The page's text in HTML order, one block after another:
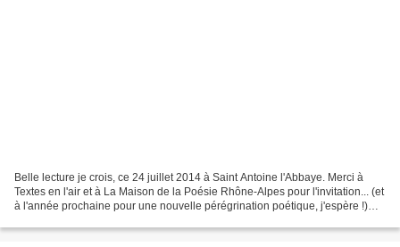
Belle lecture je crois, ce 24 juillet 2014 à Saint Antoine l'Abbaye. Merci à
Textes en l'air et à La Maison de la Poésie Rhône-Alpes pour l'invitation... (et
à l'année prochaine pour une nouvelle pérégrination poétique, j'espère !)